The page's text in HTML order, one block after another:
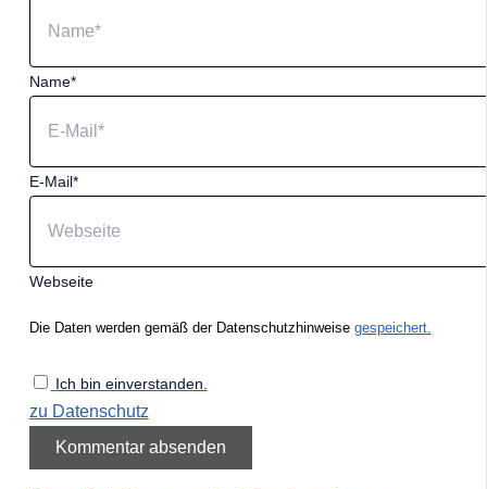
Name*
E-Mail*
Webseite
Die Daten werden gemäß der Datenschutzhinweise gespeichert.
Ich bin einverstanden.
zu Datenschutz